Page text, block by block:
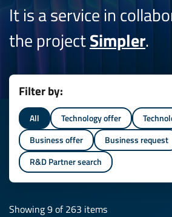
It is a service in
the projectSimpler.
Filter by:
All Technology offer
Business offer
Business request
R&D Partner search
Showing 9 of 263 items